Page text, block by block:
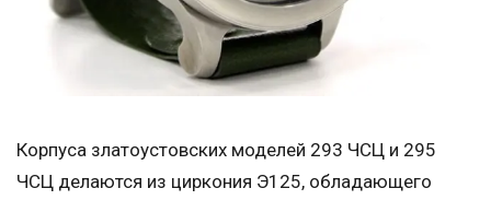
Корпуса златоустовских моделей 293 ЧСЦ и 295
ЧСЦ делаются из циркония Э125, обладающего